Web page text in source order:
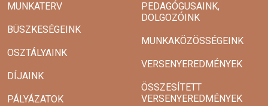
MUNKATERV
BÜSZKESÉGEINK
OSZTÁLYAINK
DÍJAINK
PÁLYÁZATOK
PEDAGÓGUSAINK,
DOLGOZÓINK
MUNKAKÖZÖSSÉGEINK
VERSENYEREDMÉNYEK
ÖSSZESÍTETT
VERSENYEREDMÉNYEK